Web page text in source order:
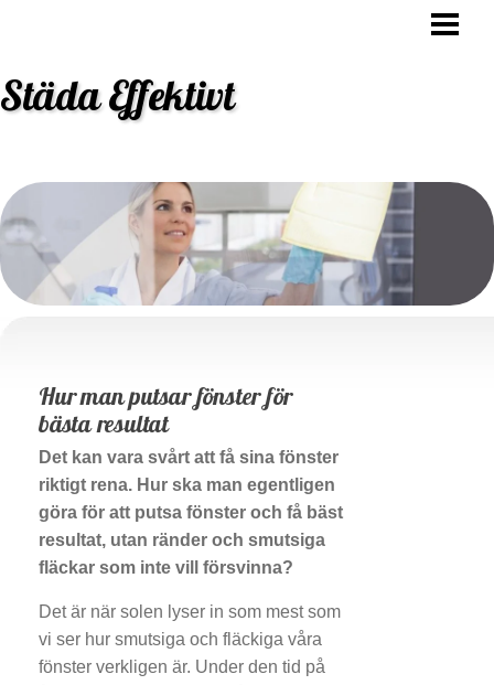
VARFÖR SKA MAN STÄDA
BESTÄLL STÄDHJÄLP
Städa Effektivt
Hur man putsar fönster för
bästa resultat
Det kan vara svårt att få sina fönster
riktigt rena. Hur ska man egentligen
göra för att putsa fönster och få bäst
resultat, utan ränder och smutsiga
fläckar som inte vill försvinna?
Det är när solen lyser in som mest som
vi ser hur smutsiga och fläckiga våra
fönster verkligen är. Under den tid på